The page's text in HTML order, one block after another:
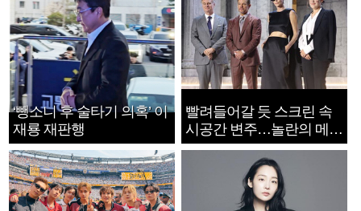
‘뺑소니 후 술타기 의혹’ 이
재룡 재판행
빨려들어갈 듯 스크린 속
시공간 변주…놀란의 메시
지는 ‘전쟁 속죄’